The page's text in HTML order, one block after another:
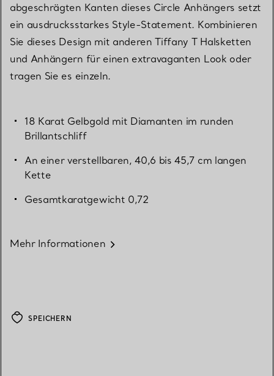
abgeschrägten Kanten dieses Circle Anhängers setzt
ein ausdrucksstarkes Style-Statement. Kombinieren
Sie dieses Design mit anderen Tiffany T Halsketten
und Anhängern für einen extravaganten Look oder
tragen Sie es einzeln.
18 Karat Gelbgold mit Diamanten im runden
Brillantschliff
An einer verstellbaren, 40,6 bis 45,7 cm langen
Kette
Gesamtkaratgewicht 0,72
Mehr Informationen
SPEICHERN